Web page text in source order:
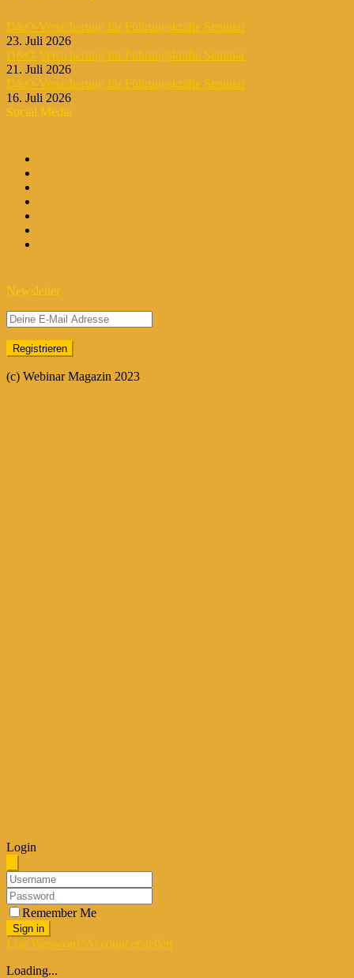
D&O-Versicherung für Führungskräfte Seminar
23. Juli 2026
D&O-Versicherung für Führungskräfte Seminar
21. Juli 2026
D&O-Versicherung für Führungskräfte Seminar
16. Juli 2026
Social Media
Newsletter
(c) Webinar Magazin 2023
Login
Remember Me
Sign in
Lost Password?Account erstellen
Loading...